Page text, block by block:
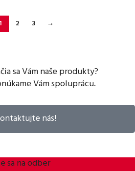
1 2 3 →
sa Vám naše produkty?
Vám spoluprácu.
nás!
sa na odber